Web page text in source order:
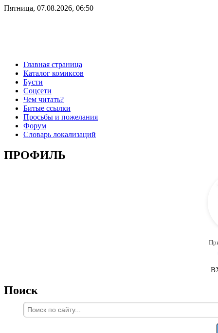
Пятница, 07.08.2026, 06:50
Главная страница
Каталог комиксов
Бусти
Соцсети
Чем читать?
Битые ссылки
Просьбы и пожелания
Форум
Словарь локализаций
ПРОФИЛЬ
Поиск